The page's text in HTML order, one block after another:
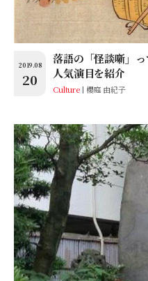
2019.08
20
落語の「怪談噺」
人気演目を紹介
Culture 櫻庭 由紀子